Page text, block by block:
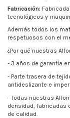
Fabricación:
tecnológicos y
Además todos los
respetuosos con el
¿Por qué nuestras
- 3 años de garantía
- Parte trasera de
antideslizante e
- Todas nuestras
densidad, fabricadas
de calidad.